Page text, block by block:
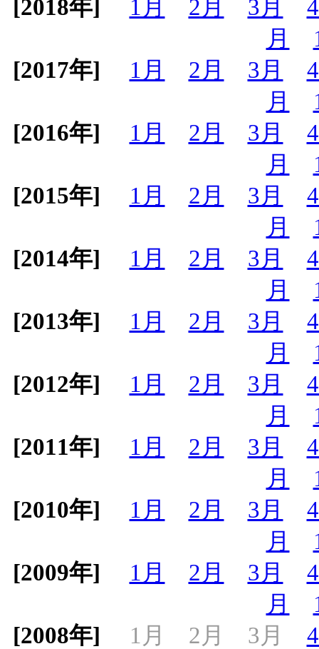
[2018年] 1月 2月 3月
月
[2017年]
1月 2月 3月
月
[2016年]
1月 2月 3月
月
[2015年]
1月 2月 3月
月
[2014年]
1月 2月 3月
月
[2013年]
1月 2月 3月
月
[2012年]
1月 2月 3月
月
[2011年]
1月 2月 3月
月
[2010年]
1月 2月 3月
月
[2009年]
1月 2月 3月
月
[2008年]
1月 2月 3月